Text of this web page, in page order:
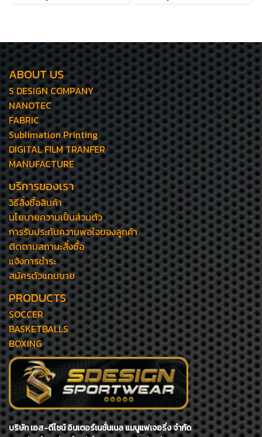
ABOUT US
S DESIGN COMPANY
NANOTEC
FABRIC
Sublimation Printing
DIGITAL FILM TRANFER
MANUFACTURE
บริการของเรา
วิธีสั่งซื้อสินค้า
นโยบายความเป็นส่วนตัว
การรับประกันความพอใจของลูกค้า
ติดตามสถานะสั่งซื้อ
แจ้งการชำระ
สมัครตัวแทนขาย
PRODUCTS
SOCCER
BASKETBALLS
BOXING
บริษัท เอส-ดีไซน์ อินเตอร์เนชั่นเนล แมนูแฟเจอริ่ง จำกัด